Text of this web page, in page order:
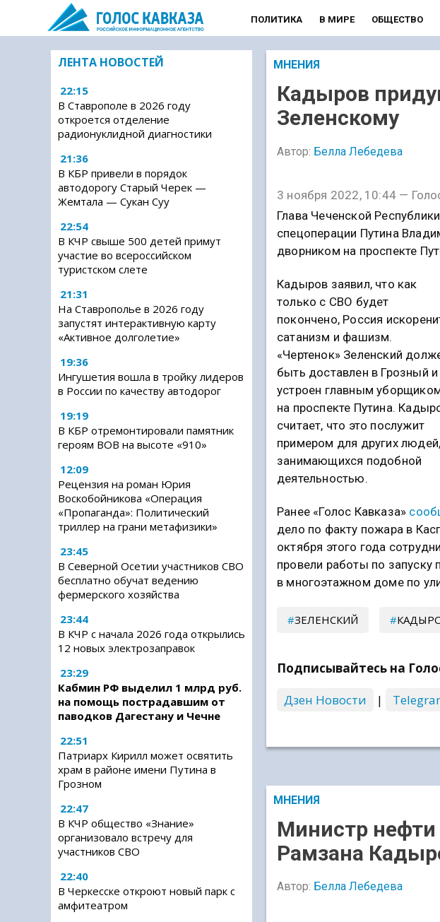
ПОЛИТИКА В МИРЕ ОБЩЕСТВО
ЛЕНТА НОВОСТЕЙ
22:15
В Ставрополе в 2026 году
откроется отделение
радионуклидной диагностики
21:36
В КБР привели в порядок
автодорогу Старый Черек —
Жемтала — Сукан Суу
22:54
В КЧР свыше 500 детей примут
участие во всероссийском
туристском слете
21:31
На Ставрополье в 2026 году
запустят интерактивную карту
«Активное долголетие»
19:36
Ингушетия вошла в тройку лидеров
в России по качеству автодорог
19:19
В КБР отремонтировали памятник
героям ВОВ на высоте «910»
12:09
Рецензия на роман Юрия
Воскобойникова «Операция
«Пропаганда»: Политический
триллер на грани метафизики»
23:45
В Северной Осетии участников СВО
бесплатно обучат ведению
фермерского хозяйства
23:44
В КЧР с начала 2026 года открылись
12 новых электрозаправок
23:29
Кабмин РФ выделил 1 млрд руб.
на помощь пострадавшим от
паводков Дагестану и Чечне
22:51
Патриарх Кирилл может освятить
храм в районе имени Путина в
Грозном
22:47
В КЧР общество «Знание»
организовало встречу для
участников СВО
22:40
В Черкесске откроют новый парк с
амфитеатром
МНЕНИЯ
Кадыров
Зеленскому
Автор: Белла Лебедева
3 ноября 2022, 10:44 —
Глава Чеченской
спецоперации Путина
дворником на проспекте
Кадыров заявил, что как
только с СВО будет
покончено, Россия
сатанизм и фашизм.
«Чертенок» Зеленский
быть доставлен в Грозный и
устроен главным
на проспекте Путина.
считает, что это послужит
примером для других людей,
занимающихся подобной
деятельностью.
Ранее «Голос Кавказа»
дело по факту пожара в
октября этого года
провели работы по запуску
в многоэтажном доме по
ЗЕЛЕНСКИЙ
Подписывайтесь на
Дзен Новости
|
МНЕНИЯ
Министр нефти
Рамзана
Автор: Белла Лебедева